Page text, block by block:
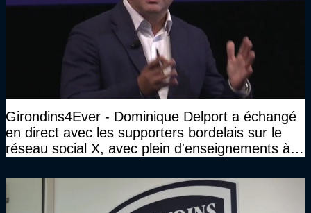
Girondins4Ever - Dominique Delport a échangé
en direct avec les supporters bordelais sur le
réseau social X, avec plein d'enseignements à la